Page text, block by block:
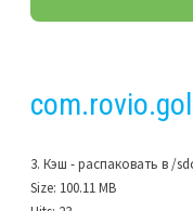
3. Кэш - распаковать в /
Size: 100.11 MB